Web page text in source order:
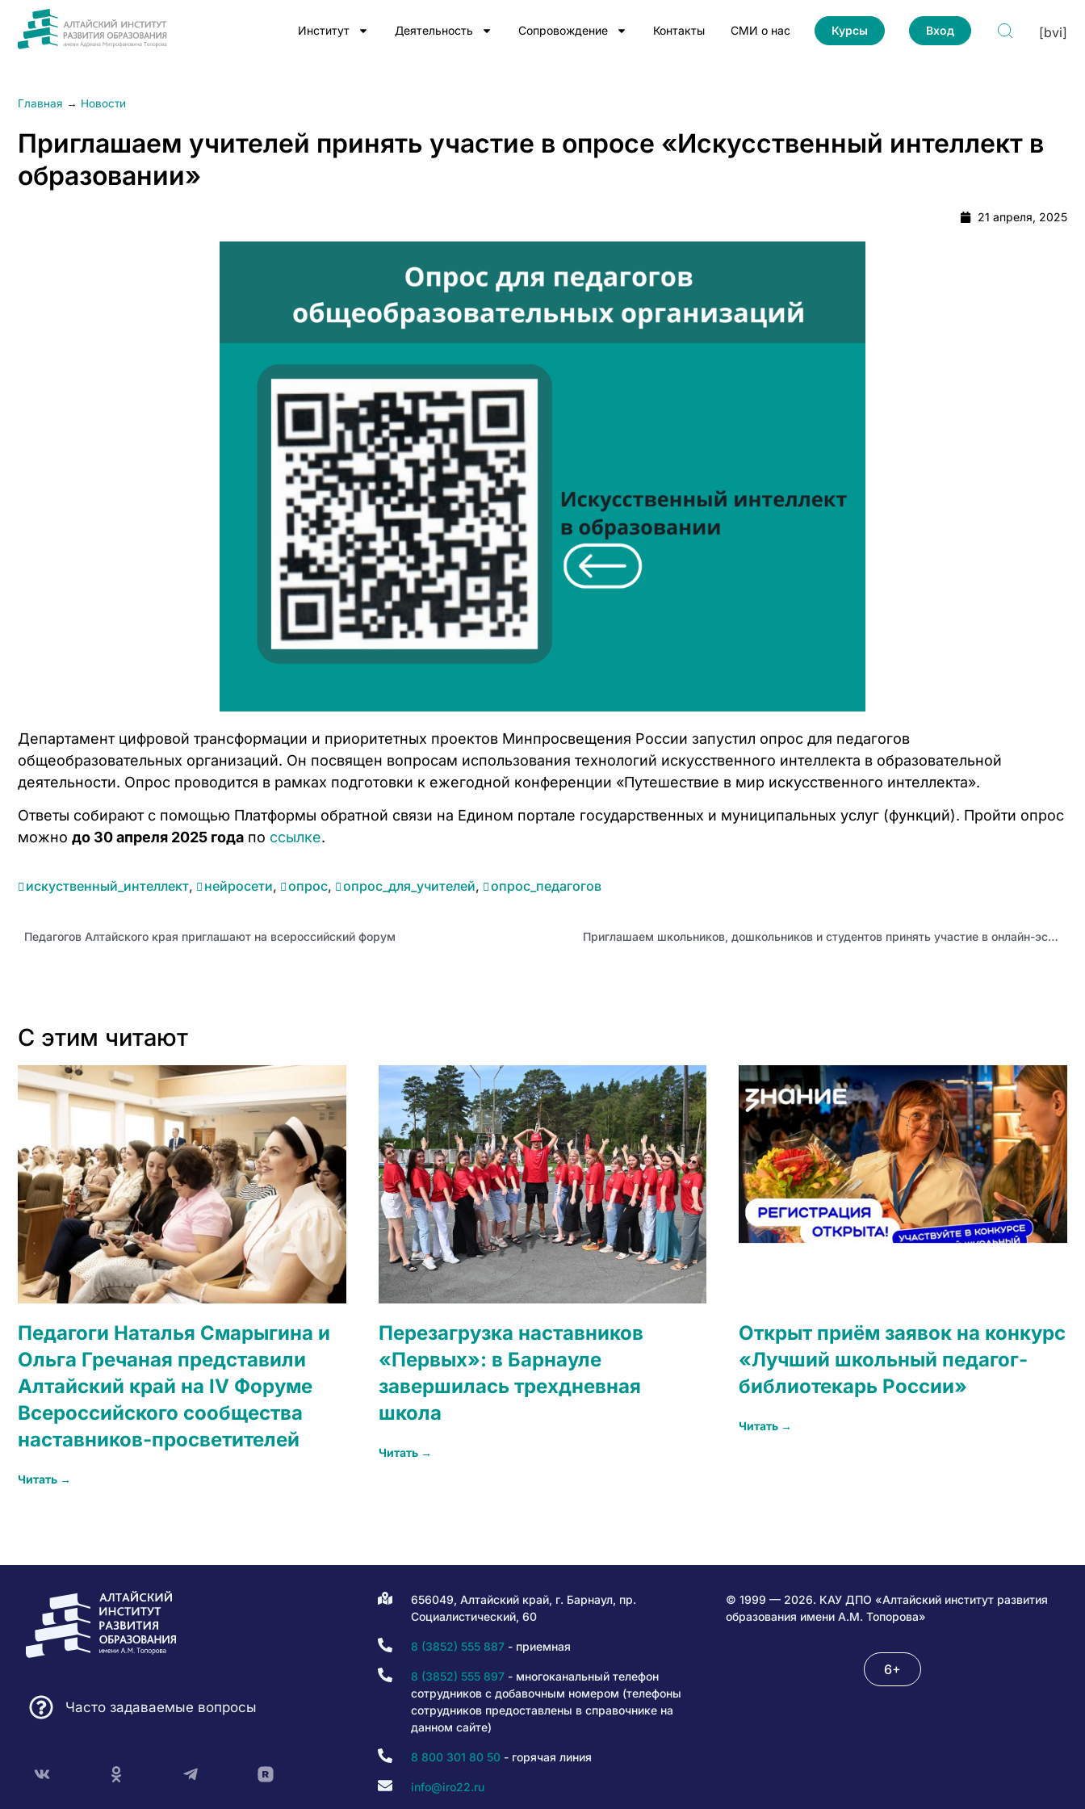
Институт Деятельность Сопровождение Контакты СМИ о нас Курсы Вход [bvi]
Главная → Новости
Приглашаем учителей принять участие в опросе «Искусственный интеллект в
образовании»
21 апреля, 2025
Департамент цифровой трансформации и приоритетных проектов Минпросвещения России запустил опрос для педагогов
общеобразовательных организаций. Он посвящен вопросам использования технологий искусственного интеллекта в образовательной
деятельности. Опрос проводится в рамках подготовки к ежегодной конференции «Путешествие в мир искусственного интеллекта».
Ответы собирают с помощью Платформы обратной связи на Едином портале государственных и муниципальных услуг (функций). Пройти опрос
можно до 30 апреля 2025 года по ссылке.
искуственный_интеллект, нейросети, опрос, опрос_для_учителей, опрос_педагогов
Педагогов Алтайского края приглашают на всероссийский форум Приглашаем школьников, дошкольников и студентов принять участие в онлайн-эстафете «Моя денежная коллекция – 2025»
С этим читают
Педагоги Наталья Смарыгина и
Ольга Гречаная представили
Алтайский край на IV Форуме
Всероссийского сообщества
наставников-просветителей
Читать →
Перезагрузка наставников
«Первых»: в Барнауле
завершилась трехдневная
школа
Читать →
Открыт приём заявок на конкурс
«Лучший школьный педагог-
библиотекарь России»
Читать →
Часто задаваемые вопросы
656049, Алтайский край, г. Барнаул, пр.
Социалистический, 60
8 (3852) 555 887- приемная
8 (3852) 555 897- многоканальный телефон
сотрудников с добавочным номером (телефоны
сотрудников предоставлены в справочнике на
данном сайте)
8 800 301 80 50- горячая линия
info@iro22.ru
© 1999 — 2026. КАУ ДПО «Алтайский институт развития
образования имени А.М. Топорова»
6+